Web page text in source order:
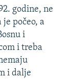
godine, ne
je počeo, a
i
i treba
i dalje